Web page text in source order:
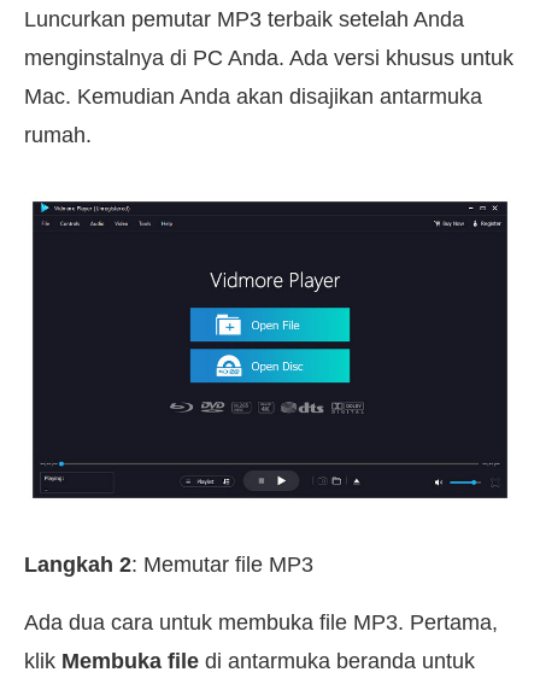
Luncurkan pemutar MP3 terbaik setelah Anda
menginstalnya di PC Anda. Ada versi khusus untuk
Mac. Kemudian Anda akan disajikan antarmuka
rumah.
Langkah 2: Memutar file MP3
Ada dua cara untuk membuka file MP3. Pertama,
klik Membuka file di antarmuka beranda untuk